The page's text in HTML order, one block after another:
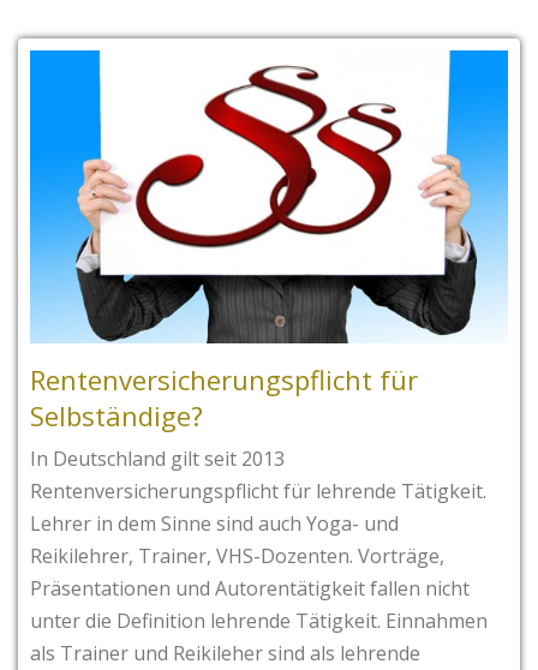
Rentenversicherungspflicht für
Selbständige?
In Deutschland gilt seit 2013
Rentenversicherungspflicht für lehrende Tätigkeit.
Lehrer in dem Sinne sind auch Yoga- und
Reikilehrer, Trainer, VHS-Dozenten. Vorträge,
Präsentationen und Autorentätigkeit fallen nicht
unter die Definition lehrende Tätigkeit. Einnahmen
als Trainer und Reikileher sind als lehrende